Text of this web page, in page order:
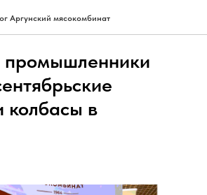
Аргунский мясокомбинат
промышленники
колбасы в